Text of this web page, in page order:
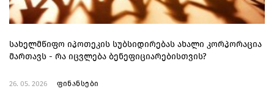
სახელმწიფო იპოთეკის სუბსიდირებას ახალი კორპორაცია
მართავს - რა იცვლება ბენეფიციარებისთვის?
26. 05. 2026 ფინანსები